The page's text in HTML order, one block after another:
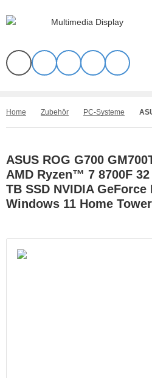
Home Zubehör PC-Systeme
ASUS ROG G700
AMD Ryzen™ 7 8700F
TB SSD NVIDIA GeForce
Windows 11 Home